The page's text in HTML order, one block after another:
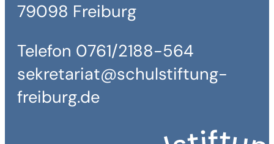
79098 Freiburg
Telefon 0761/2188-564
sekretariat@schulstiftung-
freiburg.de